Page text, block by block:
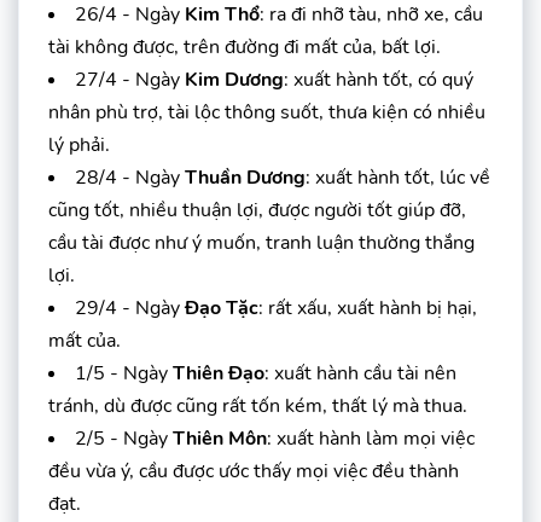
26/4 - Ngày Kim Thổ: ra đi nhỡ tàu, nhỡ xe, cầu
tài không được, trên đường đi mất của, bất lợi.
27/4 - Ngày Kim Dương: xuất hành tốt, có quý
nhân phù trợ, tài lộc thông suốt, thưa kiện có nhiều
lý phải.
28/4 - NgàyThuần Dương: xuất hành tốt, lúc về
cũng tốt, nhiều thuận lợi, được người tốt giúp đỡ,
cầu tài được như ý muốn, tranh luận thường thắng
lợi.
29/4 - NgàyĐạo Tặc: rất xấu, xuất hành bị hại,
mất của.
1/5 - NgàyThiên Đạo: xuất hành cầu tài nên
tránh, dù được cũng rất tốn kém, thất lý mà thua.
2/5 - NgàyThiên Môn: xuất hành làm mọi việc
đều vừa ý, cầu được ước thấy mọi việc đều thành
đạt.